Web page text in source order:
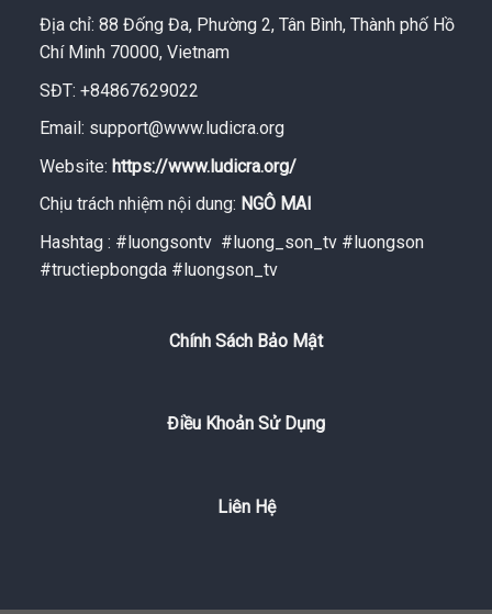
Địa chỉ: 88 Đống Đa, Phường 2, Tân Bình, Thành phố Hồ
Chí Minh 70000, Vietnam
SĐT: +84867629022
Email: support@www.ludicra.org
Website: https://www.ludicra.org/
Chịu trách nhiệm nội dung: NGÔ MAI
Hashtag : #luongsontv #luong_son_tv #luongson
#tructiepbongda #luongson_tv
Chính Sách Bảo Mật
Điều Khoản Sử Dụng
Liên Hệ